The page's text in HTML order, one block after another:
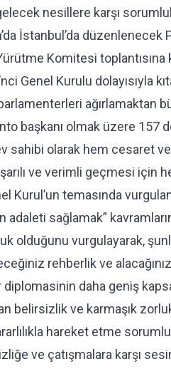
nesillere karşı
İstanbul’da düzenlenecek
Komitesi toplantısına
Genel Kurulu dolayısıyla
ağırlamaktan
başkanı olmak üzere 157
olarak hem cesaret
ve verimli geçmesi için
Kurul’un temasında
adaleti sağlamak”
olduğunu vurgulayarak,
rehberlik ve
diplomasinin daha geniş
ve karmaşık
hareket etme
ve çatışmalara karşı